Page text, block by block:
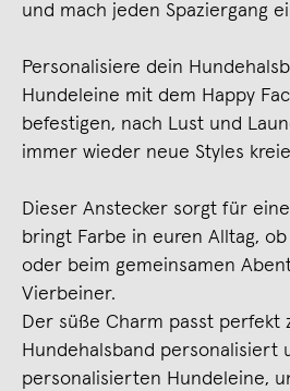
und mach jeden Spaziergang
Personalisiere dein
Hundeleine mit dem Happy
befestigen, nach Lust und
immer wieder neue Styles
Dieser Anstecker sorgt für
bringt Farbe in euren Alltag,
oder beim gemeinsamen
Vierbeiner.
Der süße Charm passt perfekt
Hundehalsband personalisiert
personalisierten Hundeleine,